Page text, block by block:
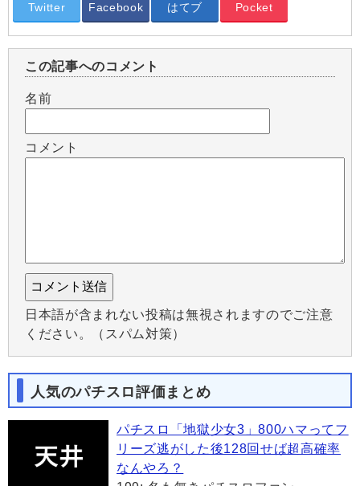
Twitter Facebook はてブ Pocket
この記事へのコメント
名前
コメント
日本語が含まれない投稿は無視されますのでご注意
ください。（スパム対策）
人気のパチスロ評価まとめ
パチスロ「地獄少女3」800ハマってフ
リーズ逃がした後128回せば超高確率
なんやろ？